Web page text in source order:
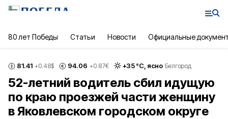
80 лет Победы Статьи Новости Официальные
81.41 +0.48$ 94.06 +0.87€ +35°С, ясно Белгород
52-летний водитель сбил идущую
по краю проезжей части женщину
в Яковлевском городском округе